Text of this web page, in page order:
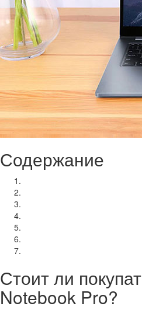
Содержание
Стоит ли
Notebook Pro?